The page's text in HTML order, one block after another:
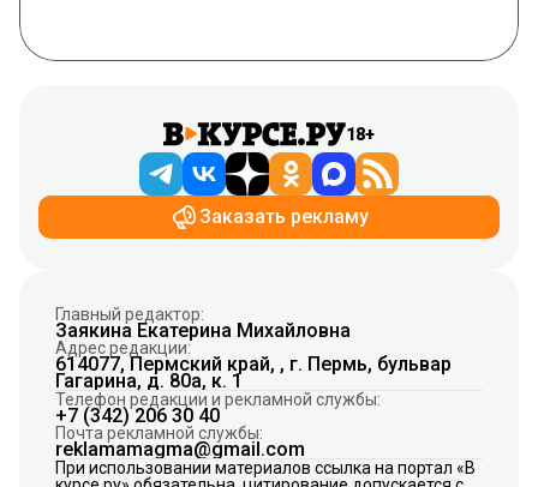
18+
Заказать рекламу
Главный редактор:
Заякина Екатерина Михайловна
Адрес редакции:
614077, Пермский край, , г. Пермь, бульвар
Гагарина, д. 80а, к. 1
Телефон редакции и рекламной службы:
+7 (342) 206 30 40
Почта рекламной службы:
reklamamagma@gmail.com
При использовании материалов ссылка на портал «В